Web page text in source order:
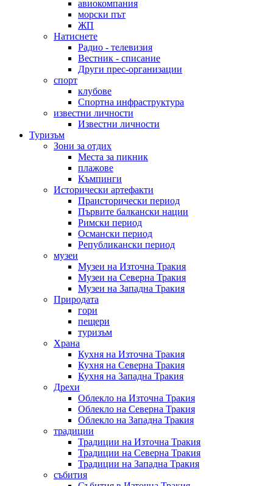
авиокомпания
морски път
ЖП
Натиснете
Радио - телевизия
Вестник - списание
Други прес-организации
спорт
клубове
Спортна инфраструктура
известни личности
Известни личности
Туризъм
Зони за отдих
Места за пикник
плажове
Къмпинги
Исторически артефакти
Праисторически период
Първите балкански нации
Римски период
Османски период
Републикански период
музеи
Музеи на Източна Тракия
Музеи на Северна Тракия
Музеи на Западна Тракия
Природата
гори
пещери
туризъм
Храна
Кухня на Източна Тракия
Кухня на Северна Тракия
Кухня на Западна Тракия
Дрехи
Облекло на Източна Тракия
Облекло на Северна Тракия
Облекло на Западна Тракия
традиции
Традиции на Източна Тракия
Традиции на Северна Тракия
Традиции на Западна Тракия
събития